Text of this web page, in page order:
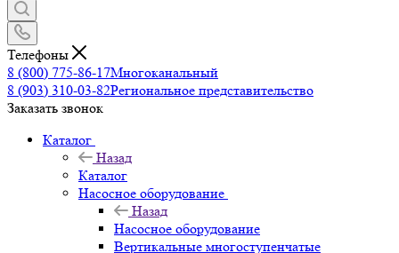
Телефоны
8 (800) 775-86-17Многоканальный
8 (903) 310-03-82Региональное представительство
Заказать звонок
Каталог
Назад
Каталог
Насосное оборудование
Назад
Насосное оборудование
Вертикальные многоступенчатые